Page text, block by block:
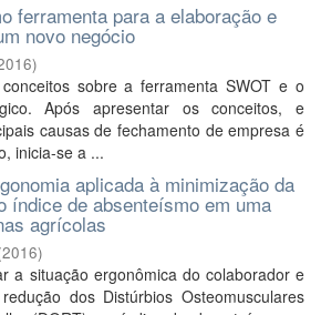
ferramenta para a elaboração e
novo negócio
)
sobre a ferramenta SWOT e o
Após apresentar os conceitos, e
causas de fechamento de empresa é
inicia-se a ...
aplicada à minimização da
índice de absenteísmo em uma
agrícolas
2016)
a situação ergonômica do colaborador e
dos Distúrbios Osteomusculares